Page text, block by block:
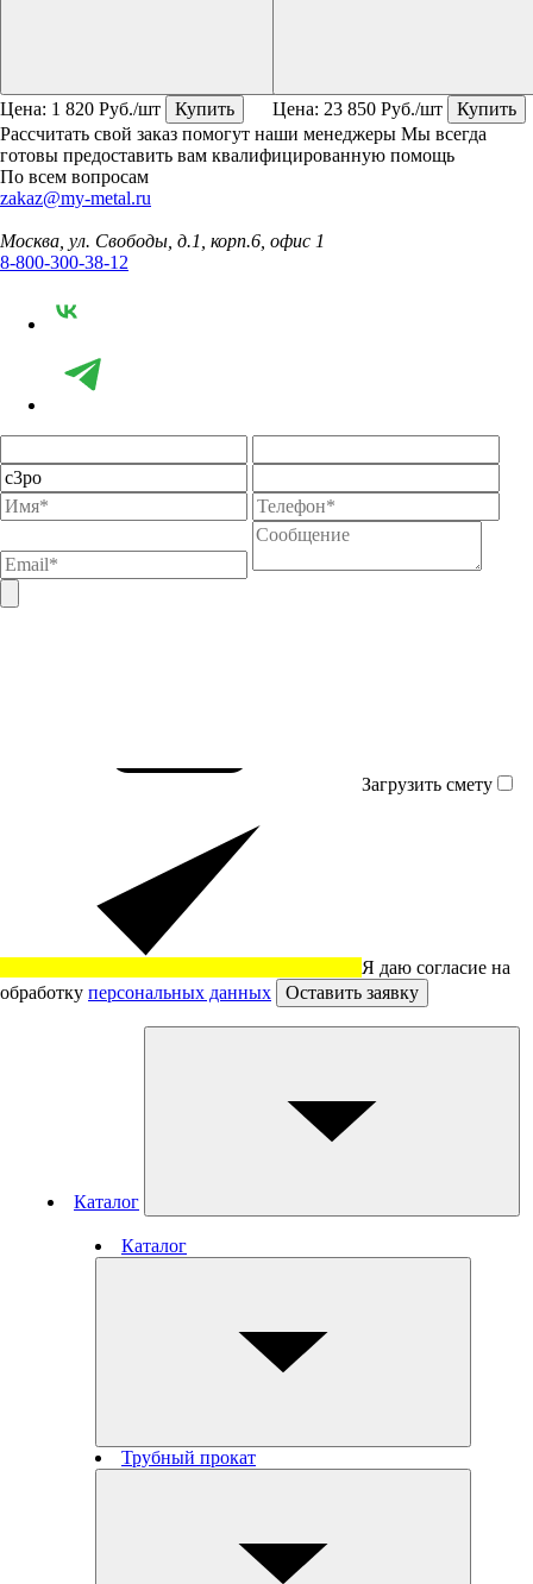
Цена: 1 820 Руб./шт Купить Цена: 23 850 Руб./шт
Купить
Рассчитать свой заказ помогут наши менеджеры Мы всегда
готовы предоставить вам квалифицированную помощь
По всем вопросам
zakaz@my-metal.ru
Москва, ул. Свободы, д.1, корп.6, офис 1
8-800-300-38-12
Загрузить смету
Я даю согласие на
обработку персональных данных Оставить заявку
Каталог
Каталог
Трубный прокат